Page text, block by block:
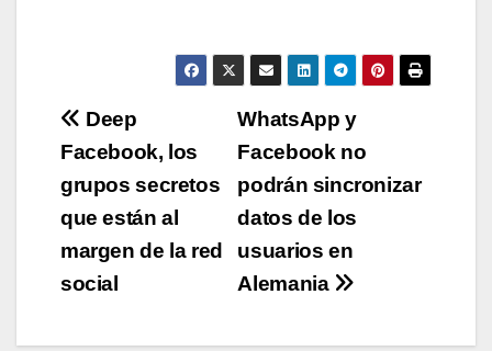
Navegación
de
entradas
WhatsApp y
Facebook no
podrán sincronizar
datos de los
usuarios en
Alemania
Deep
Facebook, los
grupos secretos
que están al
margen de la red
social